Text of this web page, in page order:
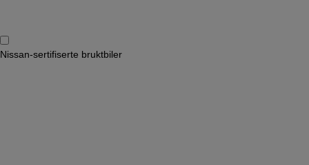
Nissan-sertifiserte bruktbiler